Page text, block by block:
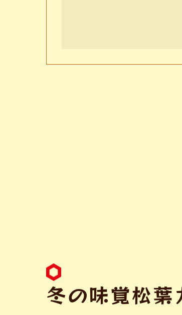
冬の味覚松